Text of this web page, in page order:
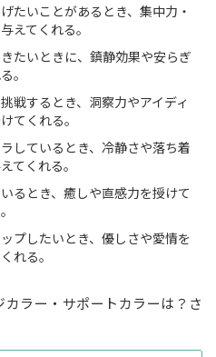
たいことがあるとき、集中力・
えてくれる。
たいときに、鎮静効果や安らぎ
。
戦するとき、洞察力やアイディ
てくれる。
しているとき、冷静さや落ち着
てくれる。
るとき、癒しや直感力を授けて
プしたいとき、優しさや愛情を
れる。
ラー・サポートカラーは？さ